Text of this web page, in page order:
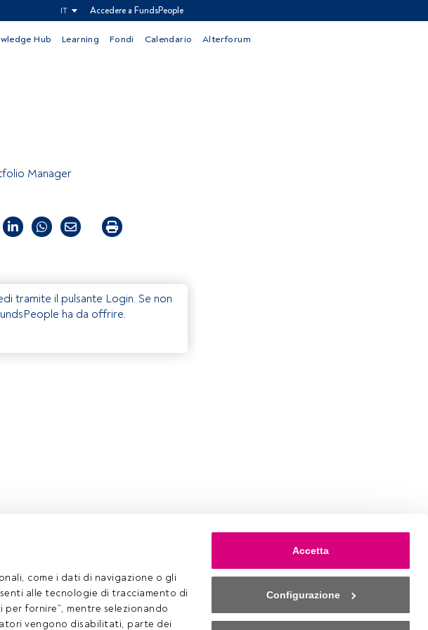
come i dati di navigazione o gli
alle tecnologie di tracciamento di
fornire”, mentre selezionando
vengono disabilitati, parte dei
Accetta
Configurazione
IT Accedere a FundsPeople
Hub Learning Fondi Calendario Alterforum
Manager
tramite il pulsante Login. Se non
ha da offrire.